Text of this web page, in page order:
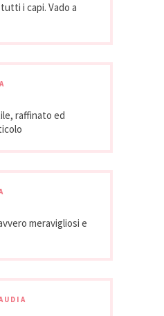
i capi. Vado a
raffinato ed
meravigliosi e